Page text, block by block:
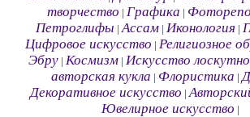
творчество Графика
Петроглифы |Ассам| Иконология
Цифровое искусство Религиозное
Эбру |Космизм |Искусство
авторская кукла Флористика |
Декоративное искусство |
Ювелирное искусство